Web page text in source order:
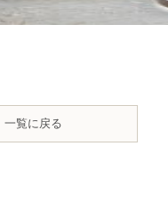
一覧に戻る